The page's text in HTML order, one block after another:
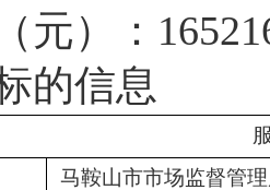
（元）：
的信息
马鞍山市市场监督管